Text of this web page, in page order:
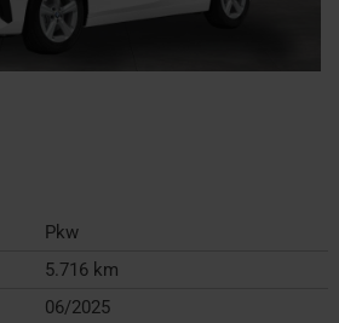
Pkw
5.716 km
06/2025